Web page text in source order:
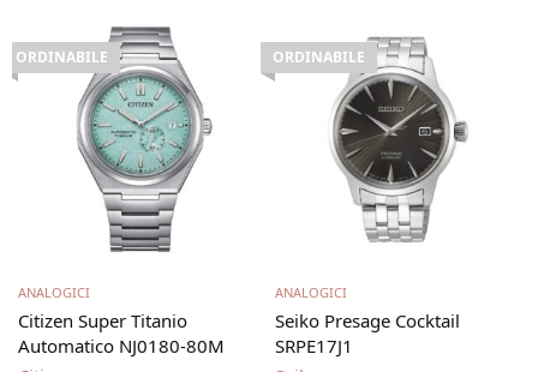
ORDINABILE
ANALOGICI
Citizen Super Titanio
Automatico NJ0180-80M
ORDINABILE
ANALOGICI
Seiko Presage Cocktail
SRPE17J1